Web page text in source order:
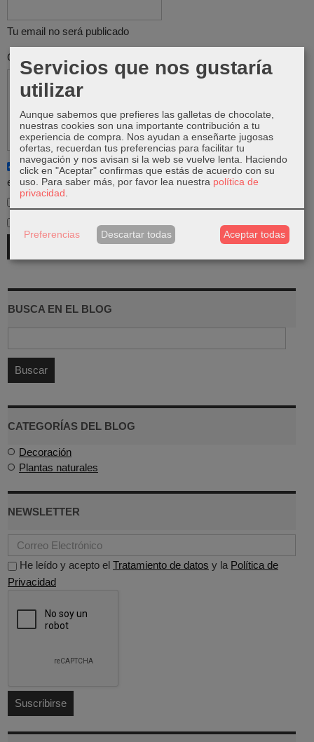
BUSCA EN EL BLOG
CATEGORÍAS DEL BLOG
Decoración
Plantas naturales
NEWSLETTER
He leído y acepto el Tratamiento de datos y la Política de
Privacidad
Tu email no será publicado
Comentario
Notificarme de los próximos comentarios de este artículo vía
email
Notificarme de los próximos artículos por email
Servicios que nos gustaría
utilizar
Aunque sabemos que prefieres las galletas de chocolate,
nuestras cookies son una importante contribución a tu
experiencia de compra. Nos ayudan a enseñarte jugosas
ofertas, recuerdan tus preferencias para facilitar tu
navegación y nos avisan si la web se vuelve lenta. Haciendo
click en "Aceptar" confirmas que estás de acuerdo con su
uso. Para saber más, por favor lea nuestra política de
privacidad
Preferencias Descartar todas Aceptar todas